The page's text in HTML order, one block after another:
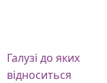
Галузі до яких
відноситься